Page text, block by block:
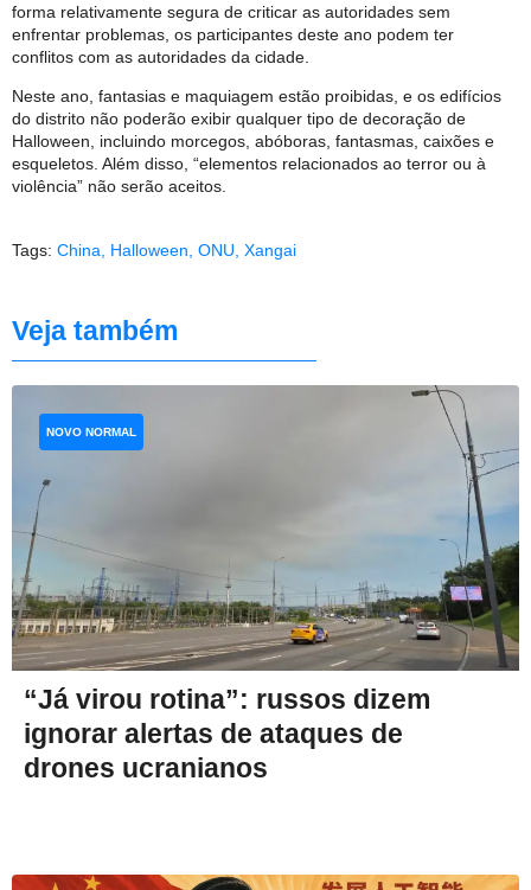
forma relativamente segura de criticar as autoridades sem
enfrentar problemas, os participantes deste ano podem ter
conflitos com as autoridades da cidade.
Neste ano, fantasias e maquiagem estão proibidas, e os edifícios
do distrito não poderão exibir qualquer tipo de decoração de
Halloween, incluindo morcegos, abóboras, fantasmas, caixões e
esqueletos. Além disso, “elementos relacionados ao terror ou à
violência” não serão aceitos.
Tags: China Halloween ONU Xangai
Veja também
“Já virou rotina”: russos dizem
ignorar alertas de ataques de
drones ucranianos
NOVO NORMAL